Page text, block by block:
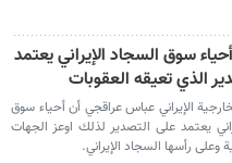
سوق السجاد الإيراني يعتمد
الذي تعيقه العقوبات
الإيراني عباس عراقجي أن أحياء سوق
يعتمد على التصدير لذلك اوعز الجهات
وعلى رأسها السجاد الإيراني.